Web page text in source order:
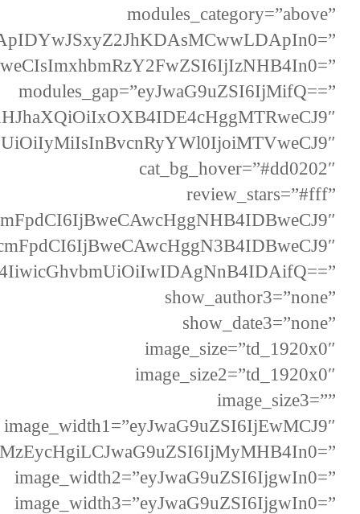
modules_category=”above”
modules_gap=”eyJwaG9uZSI6IjMifQ==”
cat_bg_hover=”#dd0202″
review_stars=”#fff”
show_author3=”none”
show_date3=”none”
image_size=”td_1920x0″
image_size2=”td_1920x0″
image_size3=””
image_width1=”eyJwaG9uZSI6IjEwMCJ9″
image_width2=”eyJwaG9uZSI6IjgwIn0=”
image_width3=”eyJwaG9uZSI6IjgwIn0=”